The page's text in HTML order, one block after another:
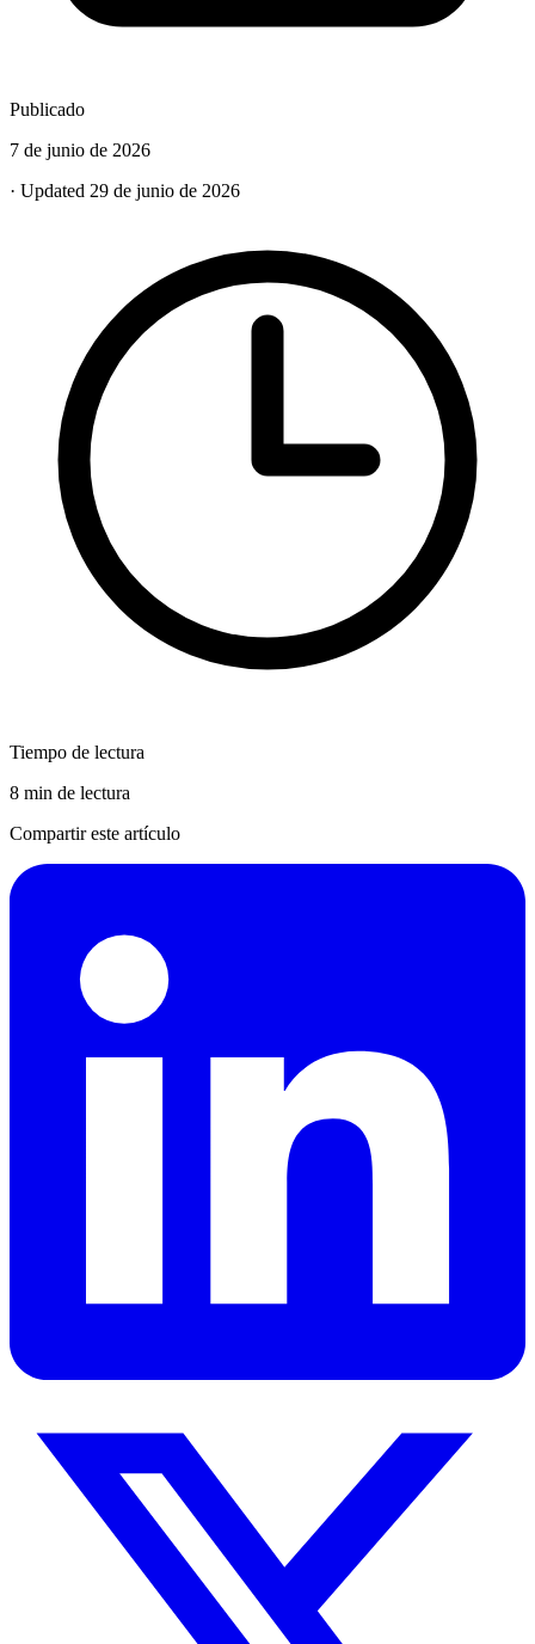
Publicado
7 de junio de 2026
· Updated 29 de junio de 2026
Tiempo de lectura
8 min de lectura
Compartir este artículo